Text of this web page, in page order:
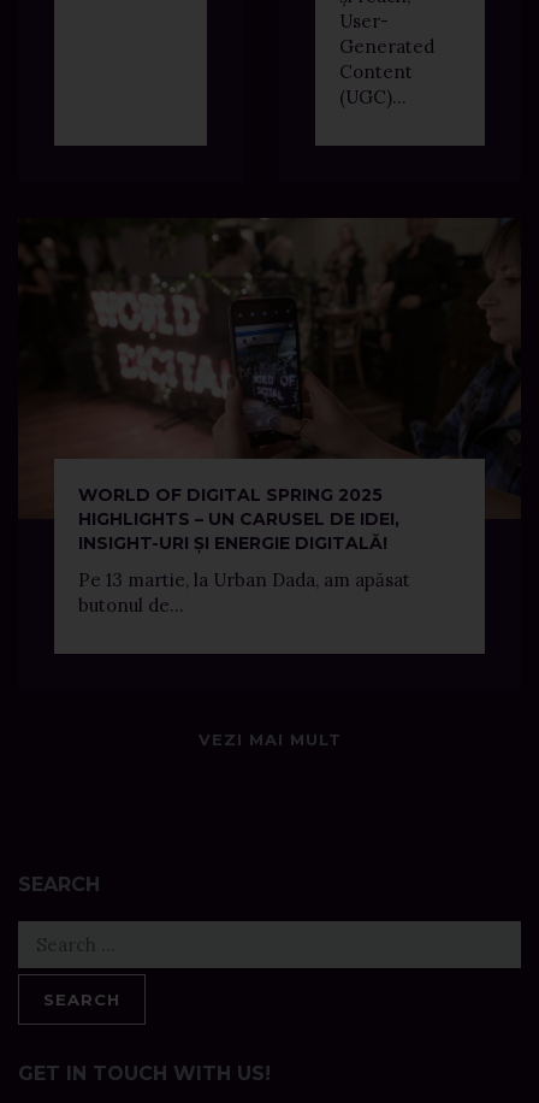
User-
Generated
Content
(UGC)...
WORLD OF DIGITAL SPRING 2025
HIGHLIGHTS – UN CARUSEL DE IDEI,
INSIGHT-URI ȘI ENERGIE DIGITALĂ!
Pe 13 martie, la Urban Dada, am apăsat
butonul de...
VEZI MAI MULT
SEARCH
for:
GET IN TOUCH WITH US!